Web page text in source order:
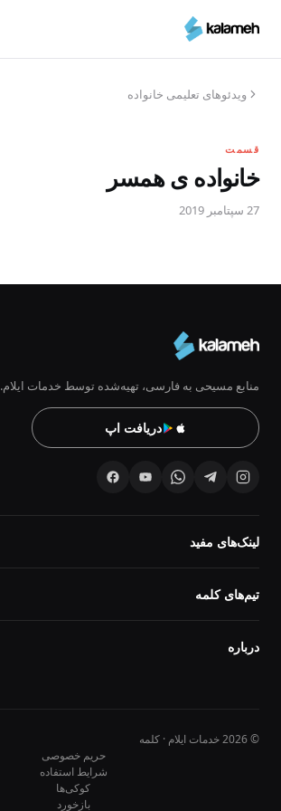
محتوای
ویدئوهای تعلیمی خانواده
قسمت
خانواده ی همسر
27 سپتامبر 2019
منابع مسیحی به فارسی، تهیه‌شده توسط خدمات ایلام.
دریافت اپ
لینک‌های مفید
تیم‌های کلمه
درباره
© 2026 خدمات ایلام · کلمه
حریم خصوصی
شرایط استفاده
کوکی‌ها
بازخورد
10